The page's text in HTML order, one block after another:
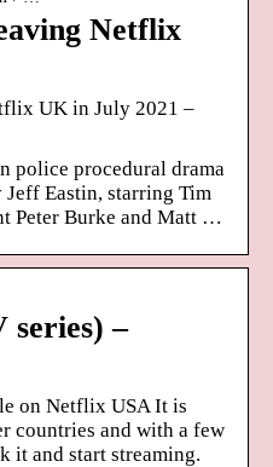
Netflix
UK in July 2021 –
police procedural drama
Eastin, starring Tim
Peter Burke and Matt …
–
on Netflix USA It is
countries and with a few
it and start streaming.